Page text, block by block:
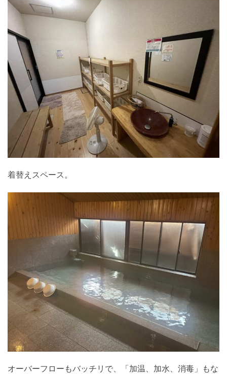
着替えスペース。
オーバーフローもバッチリで、「加温、加水、消毒」もな